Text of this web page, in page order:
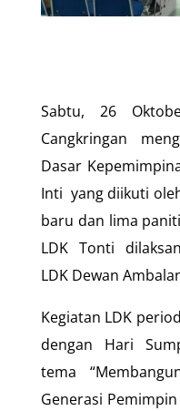
Sabtu, 26
Cangkringan
Dasar
Inti yang diikuti
baru dan lima
LDK Tonti
LDK Dewan
Kegiatan LDK
dengan Hari
tema
Generasi